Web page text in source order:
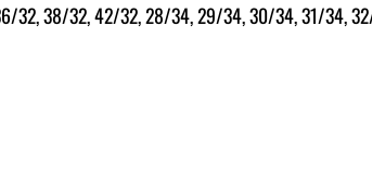
32, 38/32, 42/32, 28/34, 29/34, 30/34, 31/34,